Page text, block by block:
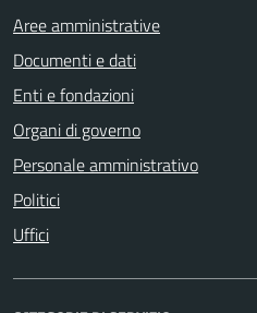
Aree amministrative
Documenti e dati
Enti e fondazioni
Organi di governo
Personale amministrativo
Politici
Uffici